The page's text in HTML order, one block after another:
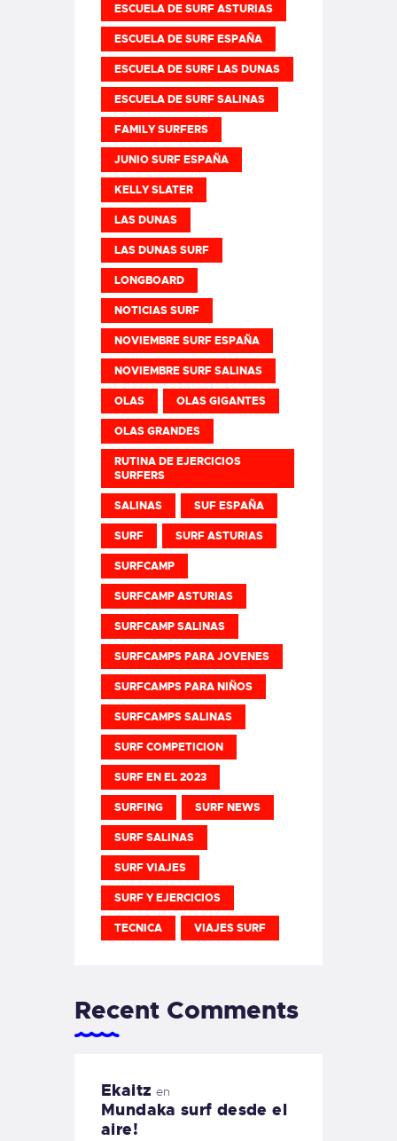
ESCUELA DE SURF ASTURIAS
ESCUELA DE SURF ESPAÑA
ESCUELA DE SURF LAS DUNAS
ESCUELA DE SURF SALINAS
FAMILY SURFERS
JUNIO SURF ESPAÑA
KELLY SLATER
LAS DUNAS
LAS DUNAS SURF
LONGBOARD
NOTICIAS SURF
NOVIEMBRE SURF ESPAÑA
NOVIEMBRE SURF SALINAS
OLAS OLAS GIGANTES
OLAS GRANDES
RUTINA DE EJERCICIOS
SURFERS
SALINAS SUF ESPAÑA
SURF SURF ASTURIAS
SURFCAMP
SURFCAMP ASTURIAS
SURFCAMP SALINAS
SURFCAMPS PARA JOVENES
SURFCAMPS PARA NIÑOS
SURFCAMPS SALINAS
SURF COMPETICION
SURF EN EL 2023
SURFING SURF NEWS
SURF SALINAS
SURF VIAJES
SURF Y EJERCICIOS
TECNICA VIAJES SURF
Recent Comments
Ekaitz en
Mundaka surf desde el
aire!